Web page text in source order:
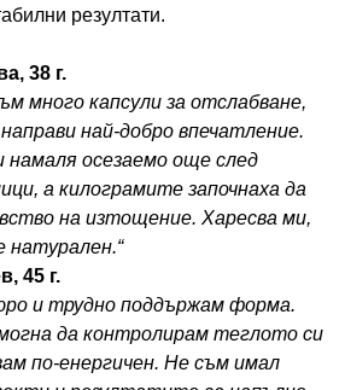
резултати.
38 г.
много капсули за отслабване,
най-добро впечатление.
осезаемо още след
а килограмите започнаха да
на изтощение. Харесва ми,
натурален.“
45 г.
и трудно поддържам форма.
да контролирам теглото си
по-енергичен. Не съм имал